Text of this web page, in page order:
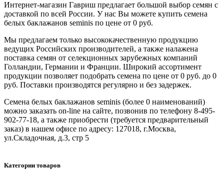
Интернет-магазин Гавриш предлагает большой выбор семян с
доставкой по всей России. У нас Вы можете купить семена
белых баклажанов seminis по цене от 0 руб.
Мы предлагаем только высококачественную продукцию
ведущих Российских производителей, а также налажена
поставка семян от селекционных зарубежных компаний
Голландии, Германии и Франции. Широкий ассортимент
продукции позволяет подобрать семена по цене от 0 руб. до 0
руб. Поставки производятся регулярно и без задержек.
Семена белых баклажанов seminis (более 0 наименований)
можно заказать on-line на сайте, позвонив по телефону 8-495-
902-77-18, а также приобрести (требуется предварительный
заказ) в нашем офисе по адресу: 127018, г.Москва,
ул.Складочная, д.3, стр 5
Категории товаров